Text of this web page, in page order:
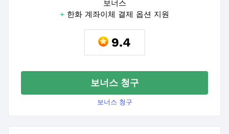
보너스
+ 한화 계좌이체 결제 옵션 지원
9.4
보너스 청구
보너스 청구